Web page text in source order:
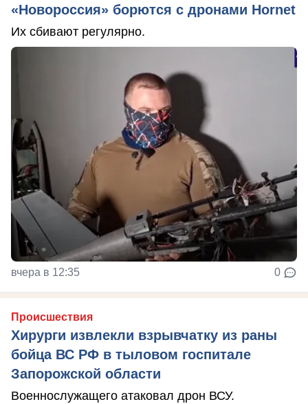
«Новороссия» борются с дронами Hornet
Их сбивают регулярно.
вчера в 12:35 0
Происшествия
Хирурги извлекли взрывчатку из раны
бойца ВС РФ в тыловом госпитале
Запорожской области
Военнослужащего атаковал дрон ВСУ.